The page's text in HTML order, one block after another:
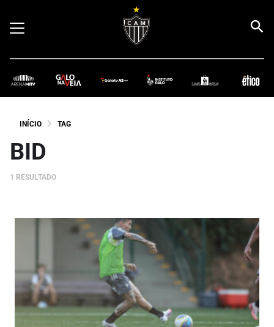
INÍCIO TAG
BID
1 RESULTADO